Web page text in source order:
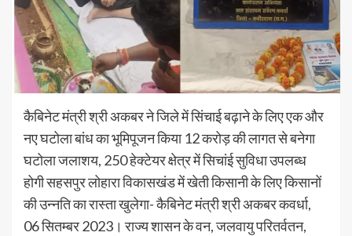
कैबिनेट मंत्री श्री अकबर ने जिले में सिंचाई बढ़ाने के लिए एक और
नए घटोला बांध का भूमिपूजन किया 12 करोड़ की लागत से बनेगा
घटोला जलाशय, 250 हेक्टेयर क्षेत्र में सिचांई सुविधा उपलब्ध
होगी सहसपुर लोहारा विकासखंड में खेती किसानी के लिए किसानों
की उन्नति का रास्ता खुलेगा- कैबिनेट मंत्री श्री अकबर कवर्धा,
06 सितम्बर 2023। राज्य शासन के वन, जलवायु परितर्वतन,